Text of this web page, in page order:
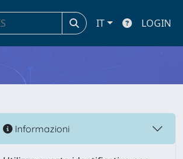
IT LOGIN
Informazioni